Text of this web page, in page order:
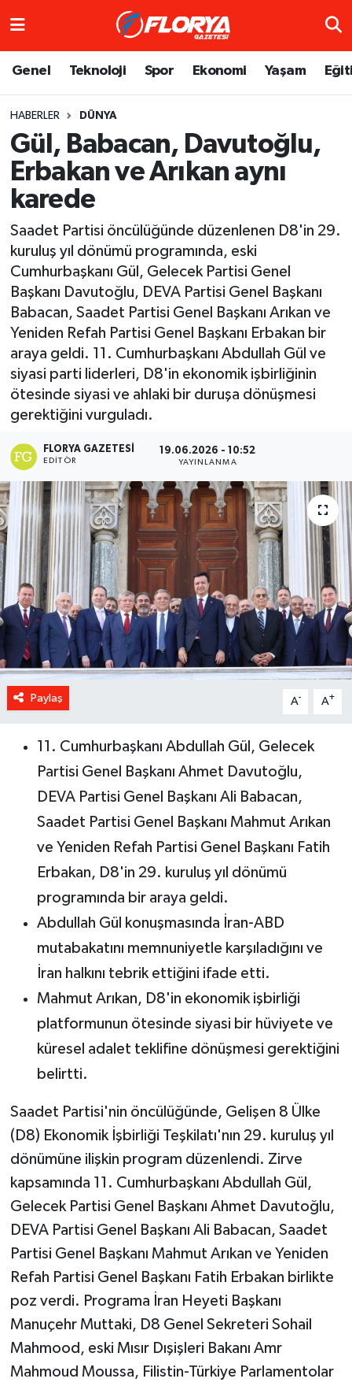
Genel Teknoloji Spor Ekonomi Yaşam
HABERLER DÜNYA
Gül, Babacan, Davutoğlu,
Erbakan ve Arıkan aynı
karede
Saadet Partisi öncülüğünde düzenlenen D8'in 29.
kuruluş yıl dönümü programında, eski
Cumhurbaşkanı Gül, Gelecek Partisi Genel
Başkanı Davutoğlu, DEVA Partisi Genel Başkanı
Babacan, Saadet Partisi Genel Başkanı Arıkan ve
Yeniden Refah Partisi Genel Başkanı Erbakan bir
araya geldi. 11. Cumhurbaşkanı Abdullah Gül ve
siyasi parti liderleri, D8'in ekonomik işbirliğinin
ötesinde siyasi ve ahlaki bir duruşa dönüşmesi
gerektiğini vurguladı.
FLORYA GAZETESI
EDITÖR
19.06.2026 - 10:52
YAYINLANMA
Paylaş A- A+
11. Cumhurbaşkanı Abdullah Gül, Gelecek
Partisi Genel Başkanı Ahmet Davutoğlu,
DEVA Partisi Genel Başkanı Ali Babacan,
Saadet Partisi Genel Başkanı Mahmut Arıkan
ve Yeniden Refah Partisi Genel Başkanı Fatih
Erbakan, D8'in 29. kuruluş yıl dönümü
programında bir araya geldi.
Abdullah Gül konuşmasında İran-ABD
mutabakatını memnuniyetle karşıladığını ve
İran halkını tebrik ettiğini ifade etti.
Mahmut Arıkan, D8'in ekonomik işbirliği
platformunun ötesinde siyasi bir hüviyete ve
küresel adalet teklifine dönüşmesi gerektiğini
belirtti.
Saadet Partisi'nin öncülüğünde, Gelişen 8 Ülke
(D8) Ekonomik İşbirliği Teşkilatı'nın 29. kuruluş yıl
dönümüne ilişkin program düzenlendi. Zirve
kapsamında 11. Cumhurbaşkanı Abdullah Gül,
Gelecek Partisi Genel Başkanı Ahmet Davutoğlu,
DEVA Partisi Genel Başkanı Ali Babacan, Saadet
Partisi Genel Başkanı Mahmut Arıkan ve Yeniden
Refah Partisi Genel Başkanı Fatih Erbakan birlikte
poz verdi. Programa İran Heyeti Başkanı
Manuçehr Muttaki, D8 Genel Sekreteri Sohail
Mahmood, eski Mısır Dışişleri Bakanı Amr
Mahmoud Moussa, Filistin-Türkiye Parlamentolar
Trafik Durumu
Süper Lig Puan Durumu ve Fikstür
Tüm Manşetler
Haber Arşivi